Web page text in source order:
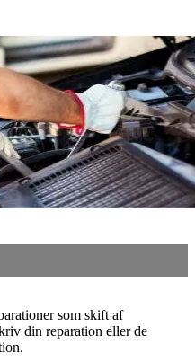
som skift af
din reparation eller de